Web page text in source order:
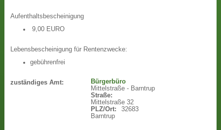
Aufenthaltsbescheinigung
9,00 EURO
Lebensbescheinigung für Rentenzwecke:
gebührenfrei
zuständiges Amt:
Bürgerbüro
Mittelstraße - Barntrup
Straße:
Mittelstraße 32
PLZ/Ort:
32683
Barntrup